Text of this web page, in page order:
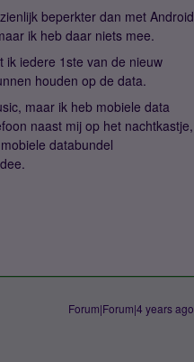
beperkter dan met Android
ik heb daar niets mee.
ik iedere 1ste van de nieuw
houden op de data.
maar ik heb mobiele data
naast mij op het nachtkastje,
databundel
Forum|Forum|4 years ago